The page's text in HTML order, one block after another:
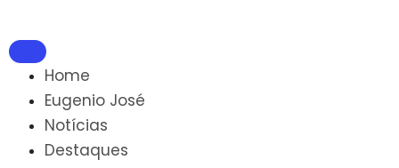
Home
Eugenio José
Notícias
Destaques